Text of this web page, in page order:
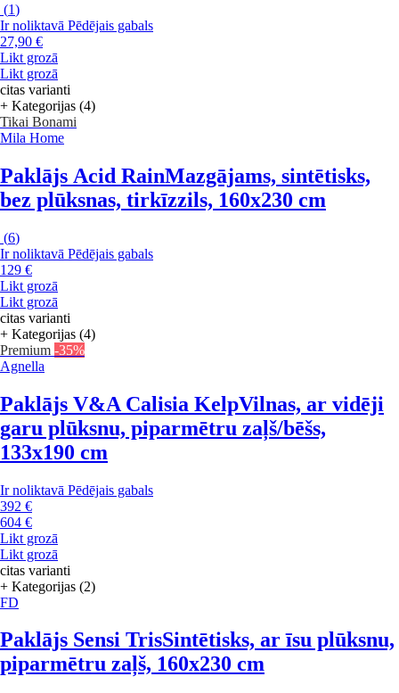
(1)
Ir noliktavā Pēdējais gabals
27,90 €
Likt grozā
Likt grozā
citas varianti
+ Kategorijas (4)
Tikai Bonami
Mila Home
Paklājs Acid RainMazgājams, sintētisks,
bez plūksnas, tirkīzzils, 160x230 cm
(6)
Ir noliktavā Pēdējais gabals
129 €
Likt grozā
Likt grozā
citas varianti
+ Kategorijas (4)
Premium -35%
Agnella
Paklājs V&A Calisia KelpVilnas, ar vidēji
garu plūksnu, piparmētru zaļš/bēšs,
133x190 cm
Ir noliktavā Pēdējais gabals
392 €
604 €
Likt grozā
Likt grozā
citas varianti
+ Kategorijas (2)
FD
Paklājs Sensi TrisSintētisks, ar īsu plūksnu,
piparmētru zaļš, 160x230 cm